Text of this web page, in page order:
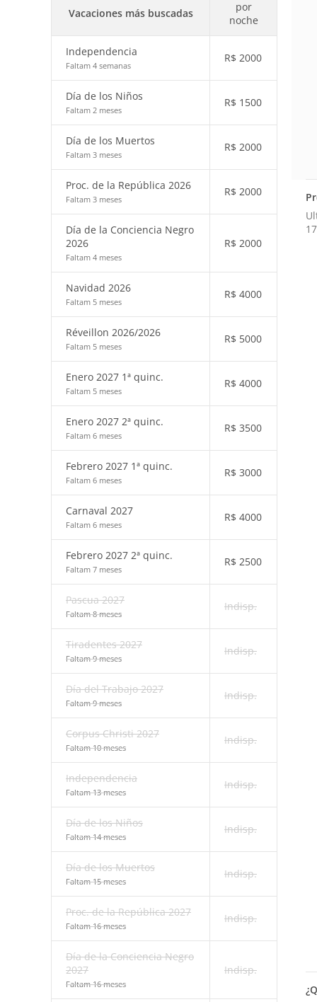
Vacaciones más buscadas
por
noche
Independencia
Faltam 4 semanas
R$ 2000
Día de los Niños
Faltam 2 meses
R$ 1500
Día de los Muertos
Faltam 3 meses
R$ 2000
Proc. de la República 2026
Faltam 3 meses
R$ 2000
Día de la Conciencia Negro
2026
Faltam 4 meses
R$ 2000
Navidad 2026
Faltam 5 meses
R$ 4000
Réveillon 2026/2026
Faltam 5 meses
R$ 5000
Enero 2027 1ª quinc.
Faltam 5 meses
R$ 4000
Enero 2027 2ª quinc.
Faltam 6 meses
R$ 3500
Febrero 2027 1ª quinc.
Faltam 6 meses
R$ 3000
Carnaval 2027
Faltam 6 meses
R$ 4000
Febrero 2027 2ª quinc.
Faltam 7 meses
R$ 2500
Pascua 2027
Faltam 8 meses
Indisp.
Tiradentes 2027
Faltam 9 meses
Indisp.
Día del Trabajo 2027
Faltam 9 meses
Indisp.
Corpus Christi 2027
Faltam 10 meses
Indisp.
Independencia
Faltam 13 meses
Indisp.
Día de los Niños
Faltam 14 meses
Indisp.
Día de los Muertos
Faltam 15 meses
Indisp.
Proc. de la República 2027
Faltam 16 meses
Indisp.
Día de la Conciencia Negro
2027
Faltam 16 meses
Indisp.